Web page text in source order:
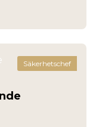
Säkerhetschef